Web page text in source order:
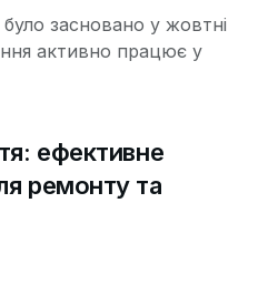
засновано у жовтні
активно працює у
ефективне
ремонту та